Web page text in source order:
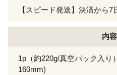
【スピード発送】決済から7
内
1p（約220g/真空パック入り
160mm)